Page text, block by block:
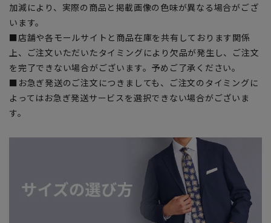
加減により、実際の商品と掲載画像の色味が異なる場合がござ
います。
■店舗や各モールサイトと商品在庫を共有しております関係
上、ご注文いただいたタイミングにより欠品が発生し、ご注文
を完了できない場合がございます。予めご了承ください。
■お急ぎ発送のご注文につきましても、ご注文のタイミングに
よってはお急ぎ発送サービスを選択できない場合がございま
す。